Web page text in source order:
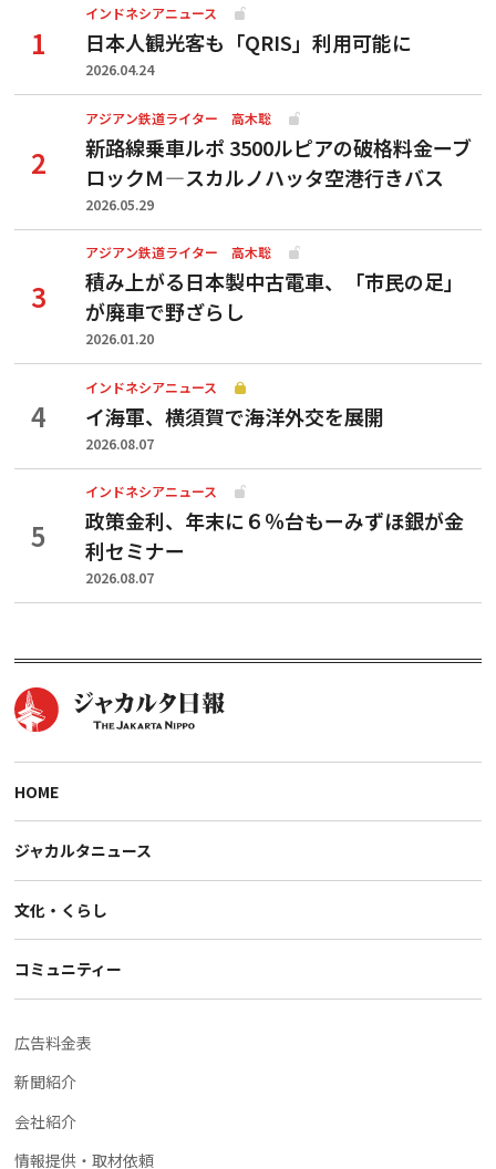
インドネシアニュース
日本人観光客も「QRIS」利用可能に
2026.04.24
アジアン鉄道ライター 高木聡
新路線乗車ルポ 3500ルピアの破格料金ーブ
ロックＭ―スカルノハッタ空港行きバス
2026.05.29
アジアン鉄道ライター 高木聡
積み上がる日本製中古電車、「市民の足」
が廃車で野ざらし
2026.01.20
インドネシアニュース
イ海軍、横須賀で海洋外交を展開
2026.08.07
インドネシアニュース
政策金利、年末に６％台もーみずほ銀が金
利セミナー
2026.08.07
HOME
ジャカルタニュース
文化・くらし
コミュニティー
広告料金表
新聞紹介
会社紹介
情報提供・取材依頼